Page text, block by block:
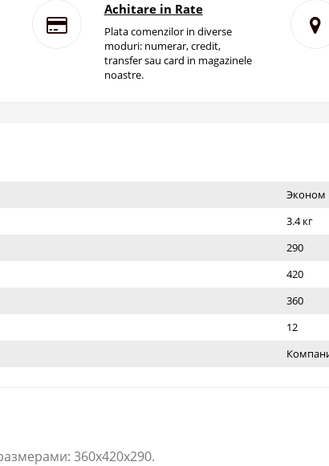
Achitare in Rate
Plata comenzilor in diverse
moduri: numerar, credit,
transfer sau card in magazinele
noastre.
Эконом
3.4 кг
290
420
360
12
360x420x290.